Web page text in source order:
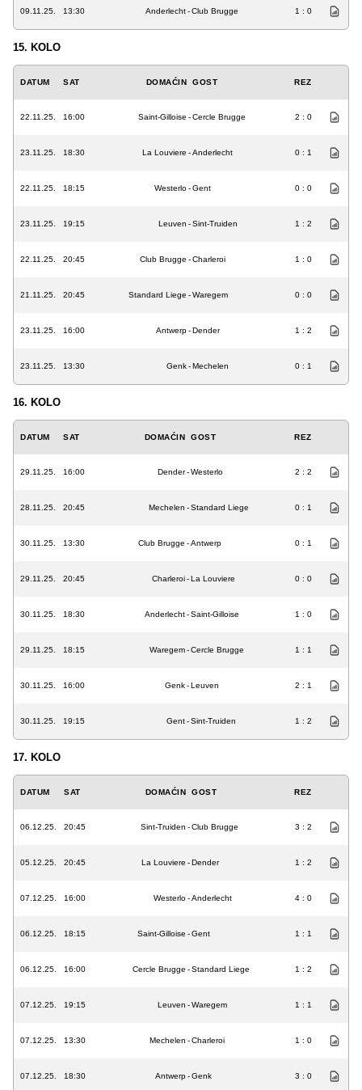
09.11.25. 13:30 Anderlecht-Club Brugge 1 : 0
15. KOLO
DATUM SAT DOMAĆIN GOST REZ
22.11.25. 16:00 Saint-Gilloise -Cercle Brugge 2 : 0
23.11.25. 18:30 La Louviere -Anderlecht 0 : 1
22.11.25. 18:15 Westerlo-Gent 0 : 0
23.11.25. 19:15 Leuven -Sint-Truiden 1 : 2
22.11.25. 20:45 Club Brugge -Charleroi 1 : 0
21.11.25. 20:45 Standard Liege -Waregem 0 : 0
23.11.25. 16:00 Antwerp-Dender 1 : 2
23.11.25. 13:30 Genk-Mechelen 0 : 1
16. KOLO
DATUM SAT DOMAĆIN GOST REZ
29.11.25. 16:00 Dender-Westerlo 2 : 2
28.11.25. 20:45 Mechelen -Standard Liege 0 : 1
30.11.25. 13:30 Club Brugge -Antwerp 0 : 1
29.11.25. 20:45 Charleroi-La Louviere 0 : 0
30.11.25. 18:30 Anderlecht-Saint-Gilloise 1 : 0
29.11.25. 18:15 Waregem-Cercle Brugge 1 : 1
30.11.25. 16:00 Genk-Leuven 2 : 1
30.11.25. 19:15 Gent-Sint-Truiden 1 : 2
17. KOLO
DATUM SAT DOMAĆIN GOST REZ
06.12.25. 20:45 Sint-Truiden -Club Brugge 3 : 2
05.12.25. 20:45 La Louviere -Dender 1 : 2
07.12.25. 16:00 Westerlo-Anderlecht 4 : 0
06.12.25. 18:15 Saint-Gilloise -Gent 1 : 1
06.12.25. 16:00 Cercle Brugge -Standard Liege 1 : 2
07.12.25. 19:15 Leuven -Waregem 1 : 1
07.12.25. 13:30 Mechelen -Charleroi 1 : 0
07.12.25. 18:30 Antwerp-Genk 3 : 0